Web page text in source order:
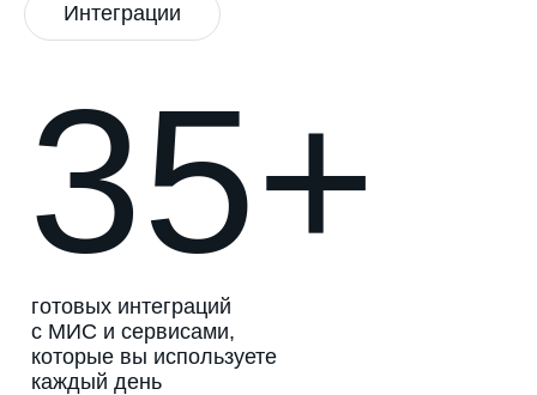
35+
Интеграции
готовых интеграций
с МИС и сервисами,
которые вы используете
каждый день